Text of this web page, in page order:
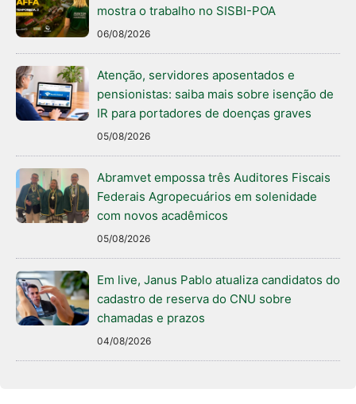
mostra o trabalho no SISBI-POA
06/08/2026
Atenção, servidores aposentados e
pensionistas: saiba mais sobre isenção de
IR para portadores de doenças graves
05/08/2026
Abramvet empossa três Auditores Fiscais
Federais Agropecuários em solenidade
com novos acadêmicos
05/08/2026
Em live, Janus Pablo atualiza candidatos do
cadastro de reserva do CNU sobre
chamadas e prazos
04/08/2026